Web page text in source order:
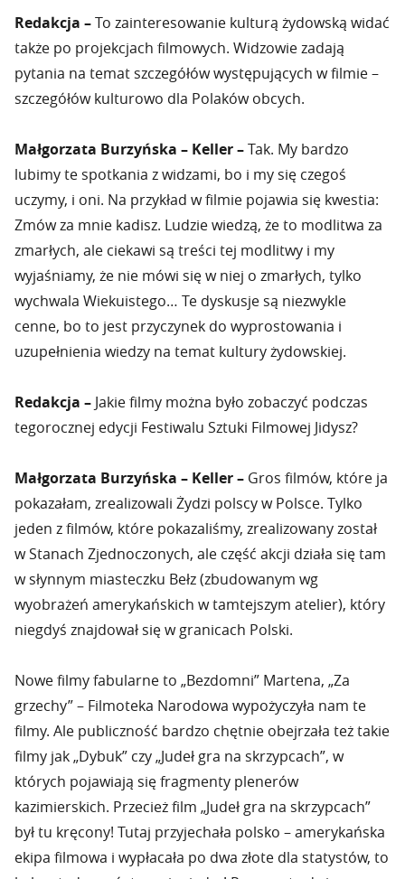
Redakcja –To zainteresowanie kulturą żydowską widać
także po projekcjach filmowych. Widzowie zadają
pytania na temat szczegółów występujących w filmie –
szczegółów kulturowo dla Polaków obcych.
Małgorzata Burzyńska – Keller –Tak. My bardzo
lubimy te spotkania z widzami, bo i my się czegoś
uczymy, i oni. Na przykład w filmie pojawia się kwestia:
Zmów za mnie kadisz. Ludzie wiedzą, że to modlitwa za
zmarłych, ale ciekawi są treści tej modlitwy i my
wyjaśniamy, że nie mówi się w niej o zmarłych, tylko
wychwala Wiekuistego… Te dyskusje są niezwykle
cenne, bo to jest przyczynek do wyprostowania i
uzupełnienia wiedzy na temat kultury żydowskiej.
Redakcja – Jakie filmy można było zobaczyć podczas
tegorocznej edycji Festiwalu Sztuki Filmowej Jidysz?
Małgorzata Burzyńska – Keller – Gros filmów, które ja
pokazałam, zrealizowali Żydzi polscy w Polsce. Tylko
jeden z filmów, które pokazaliśmy, zrealizowany został
w Stanach Zjednoczonych, ale część akcji działa się tam
w słynnym miasteczku Bełz (zbudowanym wg
wyobrażeń amerykańskich w tamtejszym atelier), który
niegdyś znajdował się w granicach Polski.
Nowe filmy fabularne to „Bezdomni” Martena, „Za
grzechy” – Filmoteka Narodowa wypożyczyła nam te
filmy. Ale publiczność bardzo chętnie obejrzała też takie
filmy jak „Dybuk” czy „Judeł gra na skrzypcach”, w
których pojawiają się fragmenty plenerów
kazimierskich. Przecież film „Judeł gra na skrzypcach”
był tu kręcony! Tutaj przyjechała polsko – amerykańska
ekipa filmowa i wypłacała po dwa złote dla statystów, to